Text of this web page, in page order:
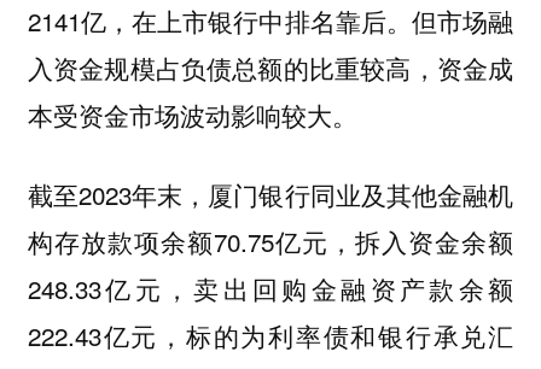
2141亿，在上市银行中排名靠后。但市场融
入资金规模占负债总额的比重较高，资金成
本受资金市场波动影响较大。
截至2023年末，厦门银行同业及其他金融机
构存放款项余额70.75亿元，拆入资金余额
248.33亿元，卖出回购金融资产款余额
222.43亿元，标的为利率债和银行承兑汇